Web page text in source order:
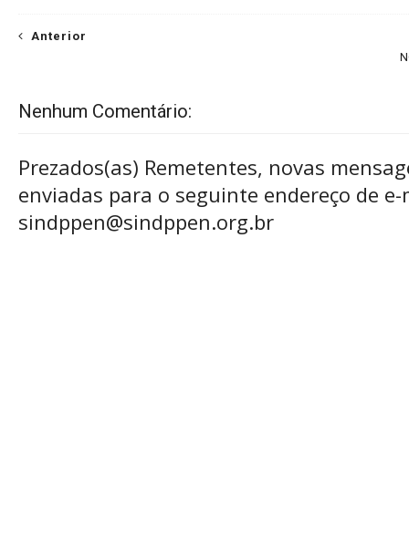
Anterior
Nenhum Comentário:
Prezados(as) Remetentes, novas
enviadas para o seguinte endereço de e-
sindppen@sindppen.org.br